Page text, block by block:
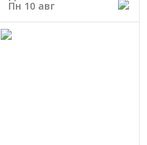
Пн 10 авг